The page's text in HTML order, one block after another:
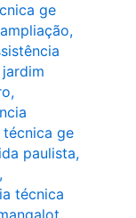
ge
,
,
técnica ge
paulista,
,
técnica
,